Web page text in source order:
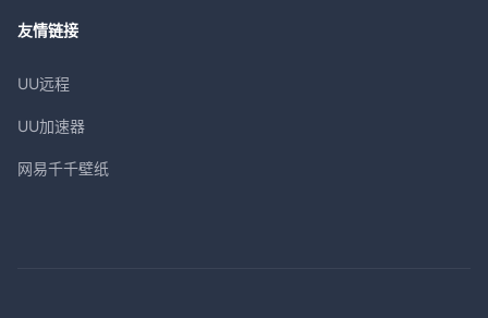
友情链接
UU远程
UU加速器
网易千千壁纸